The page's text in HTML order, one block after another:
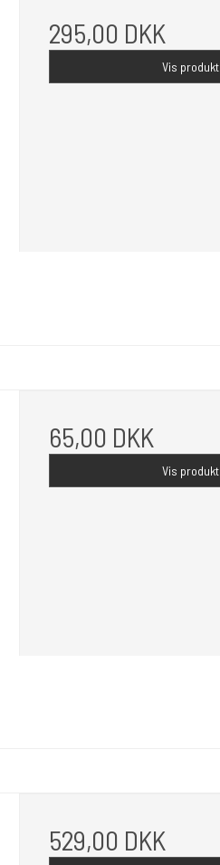
295,00 DKK
Vis produkt
65,00 DKK
Vis produkt
529,00 DKK